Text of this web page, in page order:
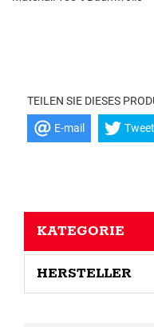
TEILEN SIE DIESES
E-mail Tweet
KATEGORIE
HERSTELLER